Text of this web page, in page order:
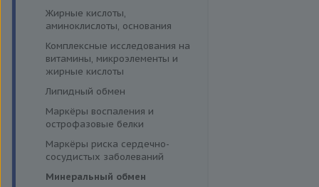
Лекарственные аллергены IgE,
IgG
Прочие аллергены IgE, IgG
иммуноглобулинов класса Е
Прогнозирование
эффективности АСИТ
Симптомные профили
Скрининговые исследования
Жирные кислоты,
аминоклислоты, основания
Комплексные исследования на
витамины, микроэлементы и
жирные кислоты
Липидный обмен
Маркёры воспаления и
острофазовые белки
Маркёры риска сердечно-
сосудистых заболеваний
Минеральный обмен